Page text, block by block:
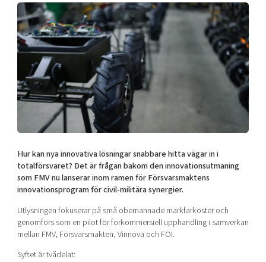
Cybersecurity
Internet of Things
Manufacturing industries
Global talent
Visual technologies
Shaping cities and regions
East Sweden Tech Women
Reversed mentorship
Current offers and activities
Upgrade your skills & master new ones
Tech startups
Upscaling
Talent & skills
Startup & industry collaboration
Offers to boost your business
Funding opportunities
About
Our story, mission & vision
Our community of companies
Projects
Publications
Project toolbox
Our clusters
Reach out to us
40 years anniversary
Today's lunch in Mjärdevi
Hur kan nya innovativa lösningar snabbare hitta vägar in i
totalförsvaret? Det är frågan bakom den innovationsutmaning
som FMV nu lanserar inom ramen för Försvarsmaktens
innovationsprogram för civil-militära synergier.
Utlysningen fokuserar på små obemannade markfarkoster och
genomförs som en pilot för förkommersiell upphandling i samverkan
mellan FMV, Försvarsmakten, Vinnova och FOI.
Syftet är tvådelat: